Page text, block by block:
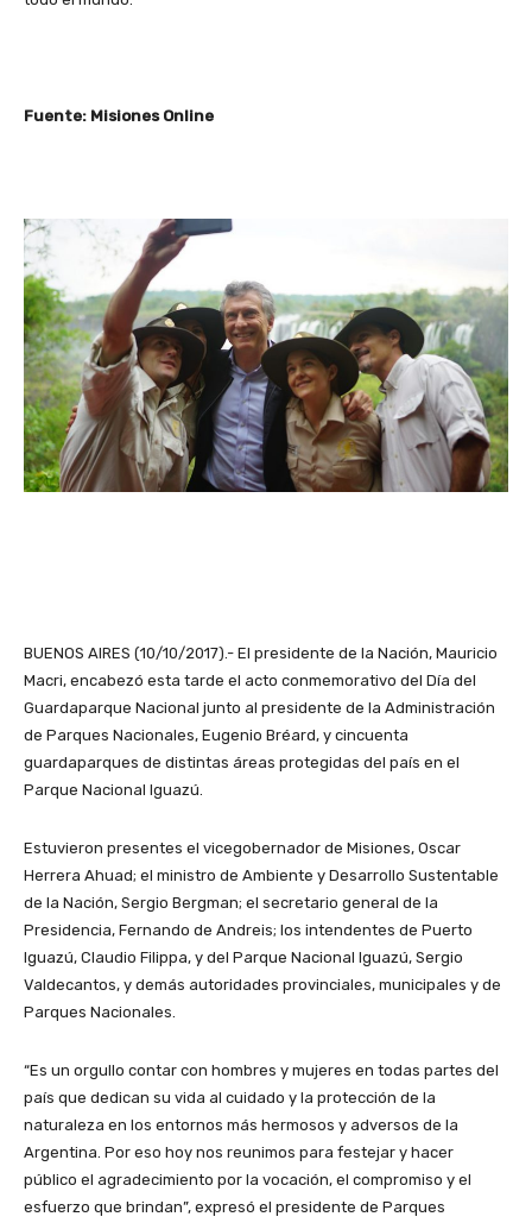
Fuente: Misiones Online
BUENOS AIRES (10/10/2017).- El presidente de la Nación, Mauricio
Macri, encabezó esta tarde el acto conmemorativo del Día del
Guardaparque Nacional junto al presidente de la Administración
de Parques Nacionales, Eugenio Bréard, y cincuenta
guardaparques de distintas áreas protegidas del país en el
Parque Nacional Iguazú.
Estuvieron presentes el vicegobernador de Misiones, Oscar
Herrera Ahuad; el ministro de Ambiente y Desarrollo Sustentable
de la Nación, Sergio Bergman; el secretario general de la
Presidencia, Fernando de Andreis; los intendentes de Puerto
Iguazú, Claudio Filippa, y del Parque Nacional Iguazú, Sergio
Valdecantos, y demás autoridades provinciales, municipales y de
Parques Nacionales.
“Es un orgullo contar con hombres y mujeres en todas partes del
país que dedican su vida al cuidado y la protección de la
naturaleza en los entornos más hermosos y adversos de la
Argentina. Por eso hoy nos reunimos para festejar y hacer
público el agradecimiento por la vocación, el compromiso y el
esfuerzo que brindan”, expresó el presidente de Parques